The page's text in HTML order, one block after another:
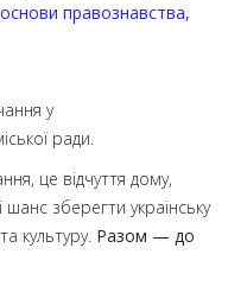
основи правознавства,
у
ради.
це відчуття дому,
шанс зберегти українську
культуру. Разом — до